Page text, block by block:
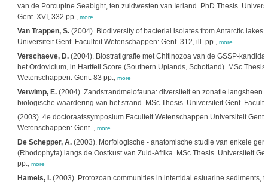
van de Porcupine Seabight, ten zuidwesten van Ierland. PhD Thesis.
Gent. XVI, 332 pp., more
Van Trappen, S.(2004). Biodiversity of bacterial isolates from Antarctic lakes
Universiteit Gent. Faculteit Wetenschappen: Gent. 312, ill. pp., more
Verschaeve, D.(2004). Biostratigrafie met Chitinozoa van de GSSP-
het Ordovicium, in Hartfell Score (Southern Uplands, Schotland). MSc
Wetenschappen: Gent. 83 pp., more
Verwimp, E.(2004). Zandstrandmeiofauna: diversiteit en zonatie langsheen
biologische waardering van het strand. MSc Thesis. Universiteit Gent.
(2003). 4e doctoraatssymposium Faculteit Wetenschappen Universiteit
Wetenschappen: Gent. , more
De Schepper, A.(2003). Morfologische - anatomische studie van enkele
(Rhodophyta) langs de Oostkust van Zuid-Afrika. MSc Thesis. Universiteit
pp., more
Hamels, I.(2003). Protozoan communities in intertidal estuarine sediments,